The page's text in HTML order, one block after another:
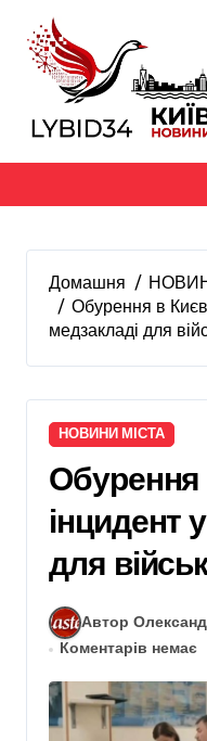
вмісту
Домашня
Обурення в
медзакладі для
НОВИНИ МІСТА
Обурення
інцидент
для
Автор
Коментарів немає